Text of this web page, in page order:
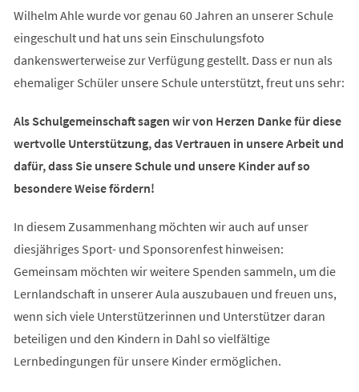
Wilhelm Ahle wurde vor genau 60 Jahren an unserer Schule
eingeschult und hat uns sein Einschulungsfoto
dankenswerterweise zur Verfügung gestellt. Dass er nun als
ehemaliger Schüler unsere Schule unterstützt, freut uns sehr:
Als Schulgemeinschaft sagen wir von Herzen Danke für diese
wertvolle Unterstützung, das Vertrauen in unsere Arbeit und
dafür, dass Sie unsere Schule und unsere Kinder auf so
besondere Weise fördern!
In diesem Zusammenhang möchten wir auch auf unser
diesjähriges Sport- und Sponsorenfest hinweisen:
Gemeinsam möchten wir weitere Spenden sammeln, um die
Lernlandschaft in unserer Aula auszubauen und freuen uns,
wenn sich viele Unterstützerinnen und Unterstützer daran
beteiligen und den Kindern in Dahl so vielfältige
Lernbedingungen für unsere Kinder ermöglichen.